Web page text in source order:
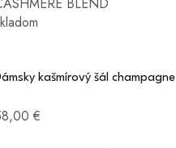
BLEND
kašmírový šál champagne
€